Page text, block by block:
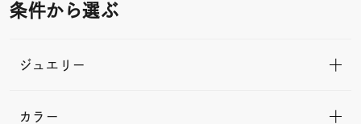
条件から選ぶ
ジュエリー
カラー